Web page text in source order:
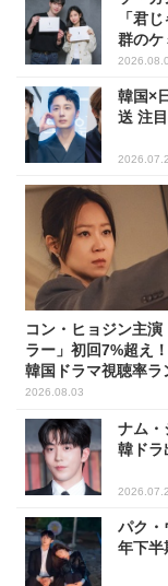
「君
群のケ
韓国×
送 注
コン・ヒョジン主演
ラー」初回7%超え
韓国ドラマ視聴率ラ
2026.08.03
ナム・
韓ドラ
パク・
年下半